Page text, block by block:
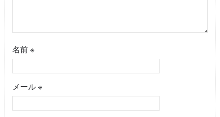
名前 ※
メール ※